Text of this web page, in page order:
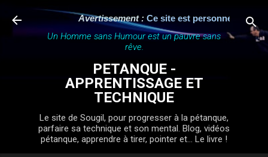
Accéder au contenu principal
Avertissement : Ce site est personnel,
Un Homme sans Humour est un pauvre sans
rêve.
PETANQUE -
APPRENTISSAGE ET
TECHNIQUE
Le site de Sougil, pour progresser à la pétanque,
parfaire sa technique et son mental. Blog, vidéos
pétanque, apprendre à tirer, pointer et... Le livre !